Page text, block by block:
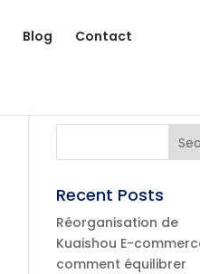
Blog Contact
Recent Posts
Réorganisation de
Kuaishou E-
comment équilibrer